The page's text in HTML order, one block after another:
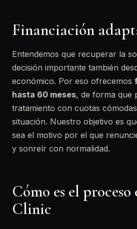
Financiación
Entendemos que recuperar la
decisión importante también
económico. Por eso ofrecemos
hasta 60 meses, de forma que
tratamiento con cuotas
situación. Nuestro objetivo es
sea el motivo por el que
y sonreír con normalidad.
Cómo es el proceso
Clinic